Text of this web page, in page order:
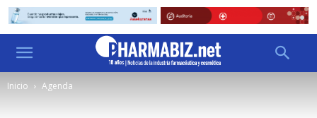
Inicio Agenda